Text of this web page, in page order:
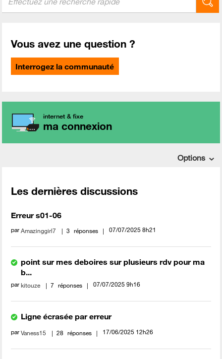
Vous avez une question ?
Interrogez la communauté
internet & fixe
ma connexion
Options
Les dernières discussions
Erreur s01-06
parAmazinggirl7 3 réponses ‎07/07/2025 8h21
point sur mes deboires sur plusieurs rdv pour ma
b...
parkitouze 7 réponses ‎07/07/2025 9h16
Ligne écrasée par erreur
parVaness15 28 réponses ‎17/06/2025 12h26